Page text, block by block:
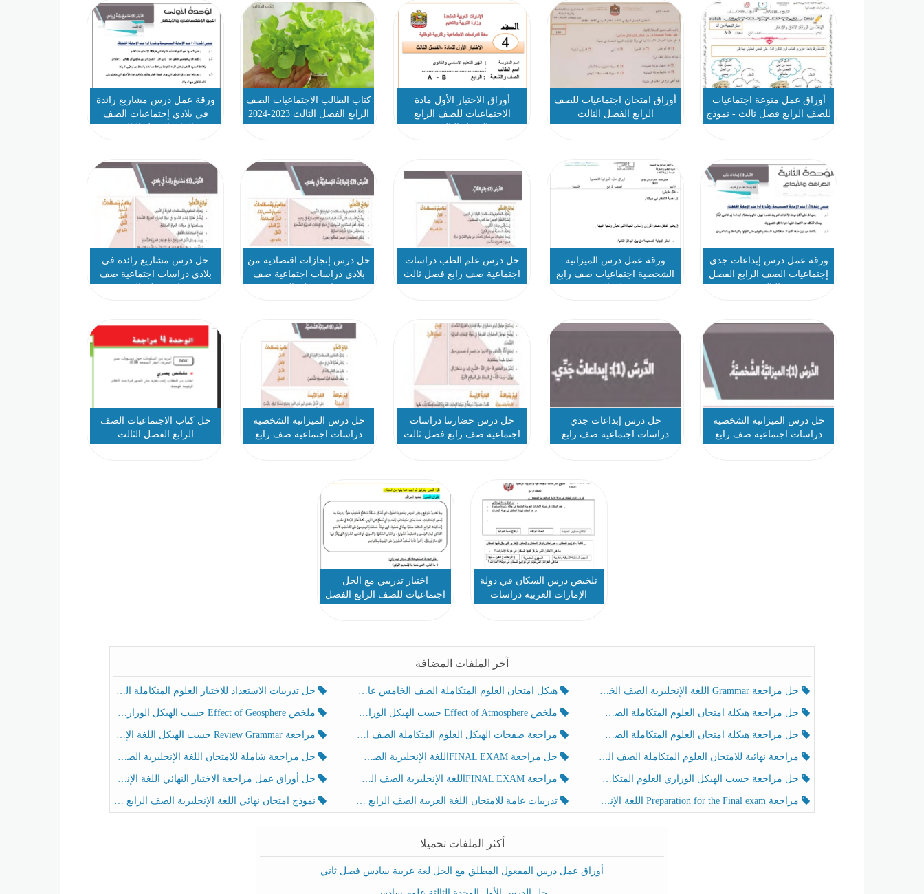
أوراق عمل منوعة اجتماعيات
للصف الرابع فصل ثالث - نموذج
1
أوراق امتحان اجتماعيات للصف
الرابع الفصل الثالث
أوراق الاختبار الأول مادة
الاجتماعيات للصف الرابع
الفصل الثالث
كتاب الطالب الاجتماعيات الصف
الرابع الفصل الثالث 2023-2024
ورقة عمل درس مشاريع رائدة
في بلادي إجتماعيات الصف
الرابع الفصل الثالث
ورقة عمل درس إبداعات جدي
إجتماعيات الصف الرابع الفصل
الثالث
ورقة عمل درس الميزانية
الشخصية اجتماعيات صف رابع
فصل ثالث
حل درس علم الطب دراسات
اجتماعية صف رابع فصل ثالث
حل درس إنجازات اقتصادية من
بلادي دراسات اجتماعية صف
رابع فصل ثالث
حل درس مشاريع رائدة في
بلادي دراسات اجتماعية صف
رابع فصل ثالث
حل درس الميزانية الشخصية
دراسات اجتماعية صف رابع
فصل ثالث
حل درس إبداعات جدي
دراسات اجتماعية صف رابع
فصل ثالث
حل درس حضارتنا دراسات
اجتماعية صف رابع فصل ثالث
حل درس الميزانية الشخصية
دراسات اجتماعية صف رابع
فصل ثالث
حل كتاب الاجتماعيات الصف
الرابع الفصل الثالث
تلخيص درس السكان في دولة
الإمارات العربية دراسات
اجتماعية رابع
اختبار تدريبي مع الحل
اجتماعيات للصف الرابع الفصل
الثالث
آخر الملفات المضافة
حل مراجعة Grammar اللغة الإنجليزية الصف الخامس الفصل الثالث هيكل امتحان العلوم المتكاملة الصف الخامس عام الفصل الدراسي الثالث 2025-2026 حل تدريبات الاستعداد للاختبار العلوم المتكاملة الصف الخامس عام الفصل الثالث
حل مراجعة هيكلة امتحان العلوم المتكاملة الصف الخامس انسبير الفصل الثالث ملخص Effect of Atmosphere حسب الهيكل الوزاري العلوم المتكاملة الصف الخامس انسبير الفصل الثالث ملخص Effect of Geosphere حسب الهيكل الوزاري العلوم المتكاملة الصف الخامس انسبير الفصل الثالث
حل مراجعة هيكلة امتحان العلوم المتكاملة الصف الخامس عام الفصل الثالث مراجعة صفحات الهيكل العلوم المتكاملة الصف الخامس انسبير الفصل الثالث مراجعة Review Grammar حسب الهيكل اللغة الإنجليزية الصف الخامس الفصل الثالث
مراجعة نهائية للامتحان العلوم المتكاملة الصف الخامس انسبير الفصل الثالث حل مراجعة FINAL EXAMاللغة الإنجليزية الصف الخامس الفصل الثالث حل مراجعة شاملة للامتحان اللغة الإنجليزية الصف الخامس الفصل الثالث
حل مراجعة حسب الهيكل الوزاري العلوم المتكاملة الصف الخامس عام الفصل الثالث مراجعة FINAL EXAMاللغة الإنجليزية الصف الخامس الفصل الثالث حل أوراق عمل مراجعة الاختبار النهائي اللغة الإنجليزية الصف الرابع الفصل الثالث
مراجعة Preparation for the Final exam اللغة الإنجليزية الصف الرابع الفصل الثالث تدريبات عامة للامتحان اللغة العربية الصف الرابع الفصل الثالث نموذج امتحان نهائي اللغة الإنجليزية الصف الرابع الفصل الثالث
أكثر الملفات تحميلا
أوراق عمل درس المفعول المطلق مع الحل لغة عربية سادس فصل ثاني